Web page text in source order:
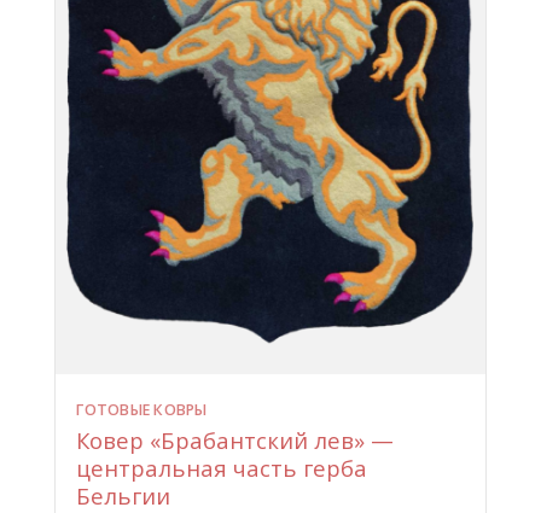
ГОТОВЫЕ КОВРЫ
Ковер «Брабантский лев» —
центральная часть герба
Бельгии